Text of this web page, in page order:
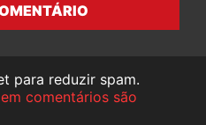
para reduzir spam.
comentários são